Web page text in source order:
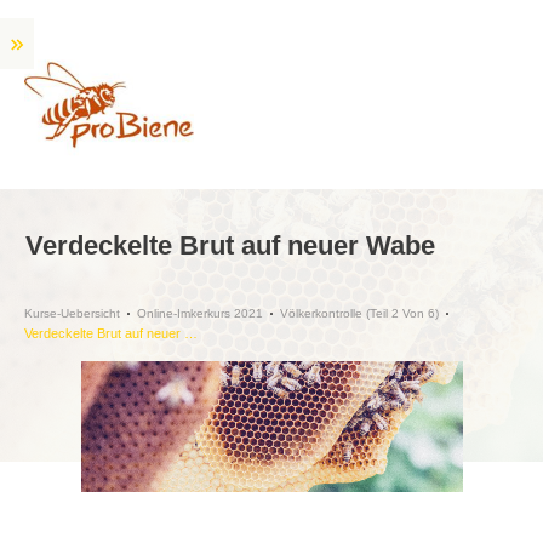
Verdeckelte Brut auf neuer Wabe
Kurse-Uebersicht Online-Imkerkurs 2021 Völkerkontrolle (Teil 2 Von 6)